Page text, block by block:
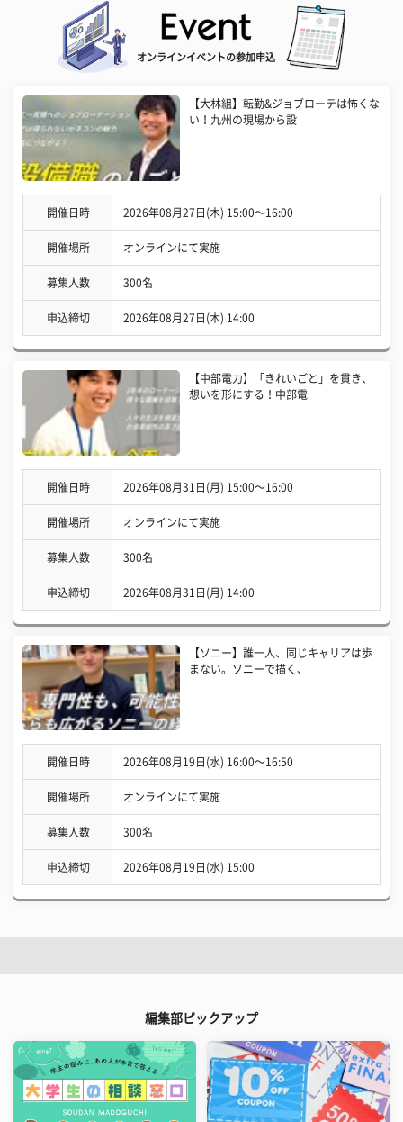
オンラインイベントの参加申込
【大林組】転勤&ジョブローテは怖くな
い！九州の現場から設
開催日時 2026年08月27日(木) 15:00〜16:00
開催場所 オンラインにて実施
募集人数 300名
申込締切 2026年08月27日(木) 14:00
【中部電力】「きれいごと」を貫き、
想いを形にする！中部電
開催日時 2026年08月31日(月) 15:00〜16:00
開催場所 オンラインにて実施
募集人数 300名
申込締切 2026年08月31日(月) 14:00
【ソニー】誰一人、同じキャリアは歩
まない。ソニーで描く、
開催日時 2026年08月19日(水) 16:00〜16:50
開催場所 オンラインにて実施
募集人数 300名
申込締切 2026年08月19日(水) 15:00
編集部ピックアップ